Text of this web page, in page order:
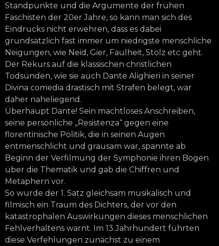
Standpunkte und die Argumente der frühen
Faschisten der 20er Jahre, so kann man sich des
Eindrucks nicht erwehren, dass es dabei
grundsätzlich fast immer um niedrigste menschliche
Neigungen, wie Neid, Gier, Faulheit, Stolz etc geht.
Der Rekurs auf die klassischen christlichen
Todsünden, wie sie auch Dante Alighieri in seiner
Divina comedia drastisch mit Strafen belegt, war
daher naheliegend.
Überhaupt Dante! Sein machtloses Anschreiben,
seine persönliche „Resistenza“ gegen eine
florentinische Politik, die in seinen Augen
entmenschlicht und grausam war, spannte ab
Beginn der Verfilmung der Symphonie ihren Bogen
über die Thematik und gab die Chiffren und
Metaphern vor.
So wurde der 1. Satz gleichsam musikalisch und
filmisch ein Traum des Dichters, der vor den
katastrophalen Auswirkungen dieses menschlichen
Fehlverhaltens warnt. Im 13.Jahrhundert führten
diese Verfehlungen zunächst zu einem